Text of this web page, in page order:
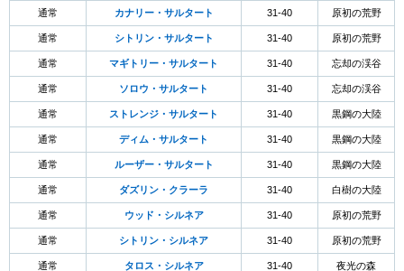
通常 カナリー・サルタート 31-40 原初の荒野
通常 シトリン・サルタート 31-40 原初の荒野
通常 マギトリー・サルタート 31-40 忘却の渓谷
通常 ソロウ・サルタート 31-40 忘却の渓谷
通常 ストレンジ・サルタート 31-40 黒鋼の大陸
通常 ディム・サルタート 31-40 黒鋼の大陸
通常 ルーザー・サルタート 31-40 黒鋼の大陸
通常 ダズリン・クラーラ 31-40 白樹の大陸
通常 ウッド・シルネア 31-40 原初の荒野
通常 シトリン・シルネア 31-40 原初の荒野
通常 タロス・シルネア 31-40 夜光の森